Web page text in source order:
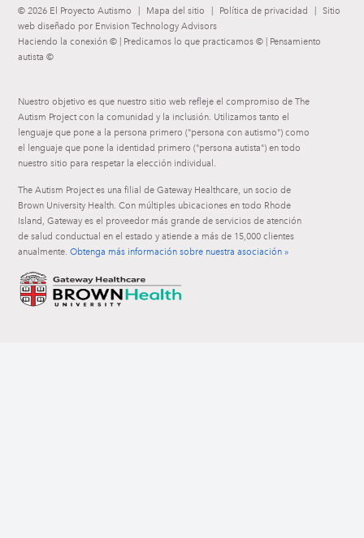
© 2026 El Proyecto Autismo | Mapa del sitio | Política de privacidad | Sitio
web diseñado por Envision Technology Advisors
Haciendo la conexión © | Predicamos lo que practicamos © | Pensamiento
autista ©
Nuestro objetivo es que nuestro sitio web refleje el compromiso de The
Autism Project con la comunidad y la inclusión. Utilizamos tanto el
lenguaje que pone a la persona primero ("persona con autismo") como
el lenguaje que pone la identidad primero ("persona autista") en todo
nuestro sitio para respetar la elección individual.
The Autism Project es una filial de Gateway Healthcare, un socio de
Brown University Health. Con múltiples ubicaciones en todo Rhode
Island, Gateway es el proveedor más grande de servicios de atención
de salud conductual en el estado y atiende a más de 15,000 clientes
anualmente.Obtenga más información sobre nuestra asociación »